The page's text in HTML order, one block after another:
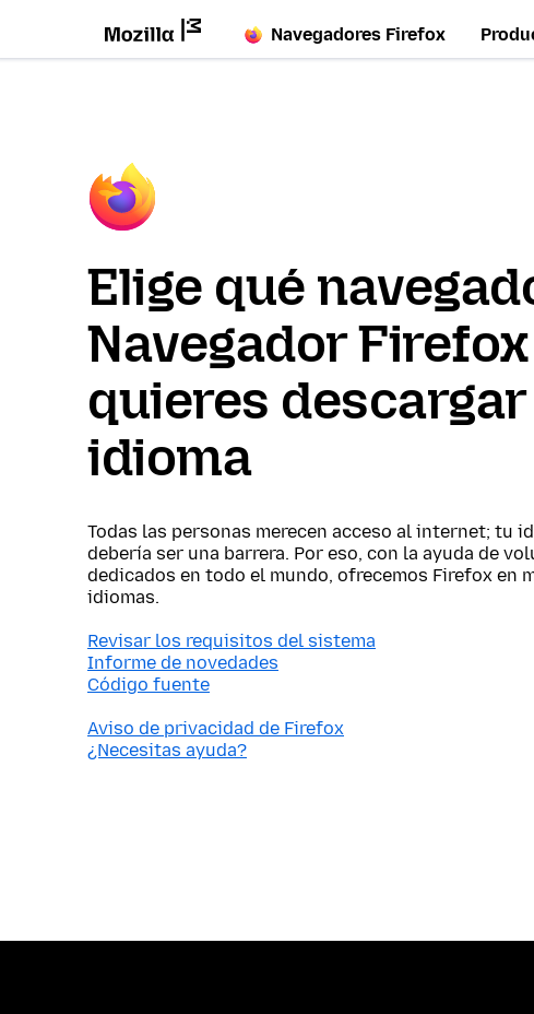
Navegadores Firefox
Elige qué
Navegador Firefox
quieres
idioma
Todas las personas merecen acceso al internet; tu
debería ser una barrera. Por eso, con la ayuda de
dedicados en todo el mundo, ofrecemos Firefox en
idiomas.
Revisar los requisitos del sistema
Informe de novedades
Código fuente
Aviso de privacidad de Firefox
¿Necesitas ayuda?